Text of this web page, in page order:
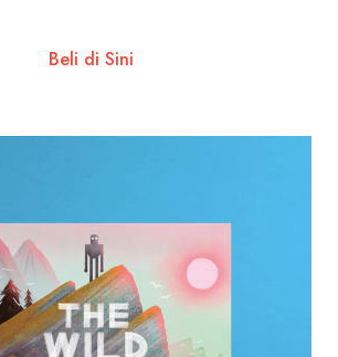
Beli di Sini